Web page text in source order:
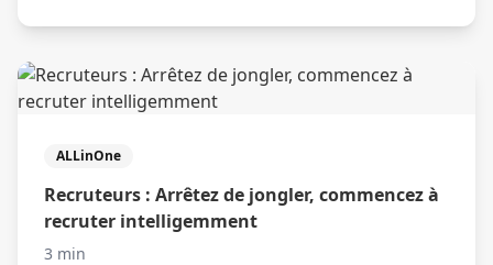
ALLinOne
Recruteurs : Arrêtez de jongler, commencez à
recruter intelligemment
3 min